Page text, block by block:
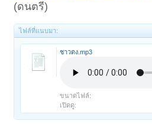
(ดนตรี)
ไฟล์ที่แนบมา:
ชาวดง.mp3
ขนาดไฟล์:
เปิดดู: